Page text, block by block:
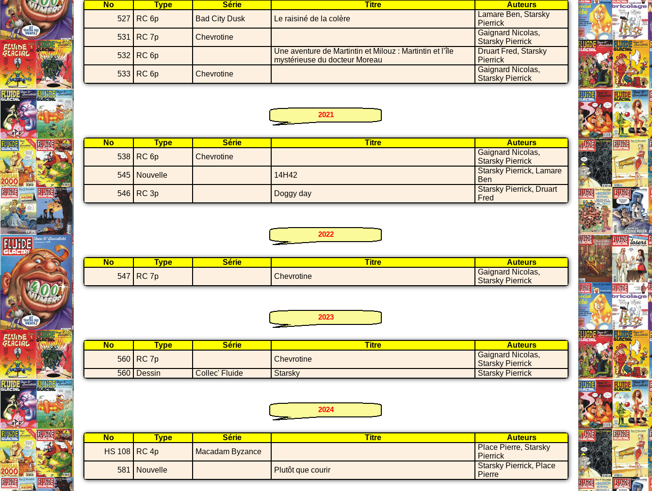
No Type Série Titre
Auteurs
527
RC 6p Bad City Dusk Le raisiné de la colère
Lamare Ben, Starsky
Pierrick
531
RC 7p Chevrotine
Gaignard Nicolas,
Starsky Pierrick
532
RC 6p
Une aventure de Martintin et Milouz : Martintin et l’île
mystérieuse du docteur Moreau
Druart Fred, Starsky
Pierrick
533
RC 6p Chevrotine
Gaignard Nicolas,
Starsky Pierrick
2021
No Type Série Titre
Auteurs
538
RC 6p Chevrotine
Gaignard Nicolas,
Starsky Pierrick
545
Nouvelle 14H42
Starsky Pierrick, Lamare
Ben
546
RC 3p Doggy day
Starsky Pierrick, Druart
Fred
2022
No Type Série Titre
Auteurs
547
RC 7p Chevrotine
Gaignard Nicolas,
Starsky Pierrick
2023
No Type Série Titre
Auteurs
560
RC 7p Chevrotine
Gaignard Nicolas,
Starsky Pierrick
560
Dessin Collec' Fluide Starsky Starsky Pierrick
2024
No Type Série Titre
Auteurs
HS 108
RC 4p Macadam Byzance
Place Pierre, Starsky
Pierrick
581
Nouvelle Plutôt que courir
Starsky Pierrick, Place
Pierre